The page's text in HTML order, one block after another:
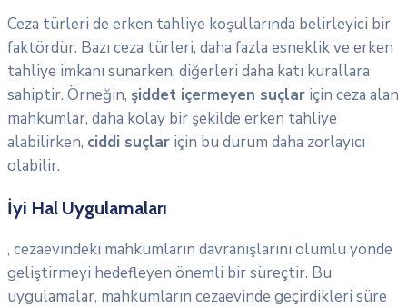
Ceza türleri de erken tahliye koşullarında belirleyici bir
faktördür. Bazı ceza türleri, daha fazla esneklik ve erken
tahliye imkanı sunarken, diğerleri daha katı kurallara
sahiptir. Örneğin, şiddet içermeyen suçlar için ceza alan
mahkumlar, daha kolay bir şekilde erken tahliye
alabilirken, ciddi suçlar için bu durum daha zorlayıcı
olabilir.
İyi Hal Uygulamaları
, cezaevindeki mahkumların davranışlarını olumlu yönde
geliştirmeyi hedefleyen önemli bir süreçtir. Bu
uygulamalar, mahkumların cezaevinde geçirdikleri süre